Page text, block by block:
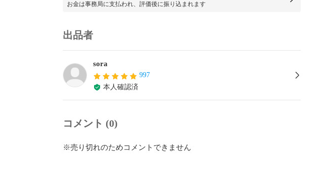
お金は事務局に支払われ、評価後に振り込まれます
出品者
sora
997
本人確認済
コメント (0)
※売り切れのためコメントできません